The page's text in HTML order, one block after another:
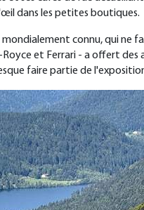
dans les petites boutiques.
connu, qui ne
et Ferrari - a offert
faire partie de